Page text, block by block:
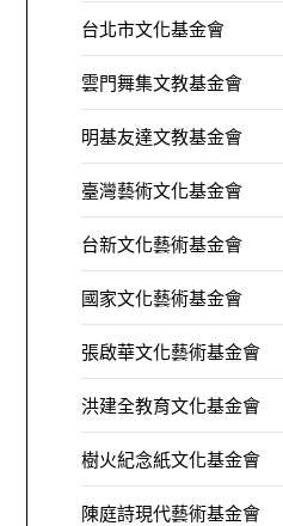
台北市文化基金會
雲門舞集文教基金會
明基友達文教基金會
臺灣藝術文化基金會
台新文化藝術基金會
國家文化藝術基金會
張啟華文化藝術基金會
洪建全教育文化基金會
樹火紀念紙文化基金會
陳庭詩現代藝術基金會